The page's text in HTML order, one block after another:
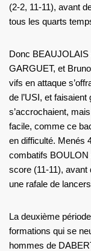
(2-2, 11-11), avant
tous les quarts
Donc BEAUJOLAIS
GARGUET, et
vifs en attaque
de l’USI, et
s’accrochaient,
facile, comme ce
en difficulté. Menés
combatifs BOULON
score (11-11), avant
une rafale de
La deuxième
formations qui se
hommes de